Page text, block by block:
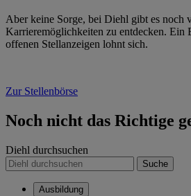
Aber keine Sorge, bei Diehl gibt es noch
Karrieremöglichkeiten zu entdecken. Ein
offenen Stellanzeigen lohnt sich.
Zur Stellenbörse
Noch nicht das Richtige
Diehl durchsuchen
Suche
Ausbildung